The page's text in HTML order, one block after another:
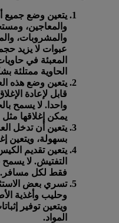
يتعين وضع جميع
والمعاجين،
والمشروبات،
عبوات لا يزيد حجمها عن
الحاوية ممتلئة
يتعين وضع هذه
قابل لإعادة
واحدا . لا يسمح
يمكن إغلاقها
يتعين أن تدخل
بسهولة، ويتعين
يتعين تقديم
التفتيش. لا
فقط لكل مسافر.
تسري بعض
وحليب وأغذية
ويتعين توفير
المواد.